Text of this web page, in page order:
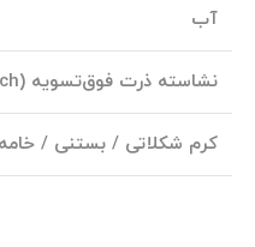
آب
نشاسته ذرت فوق‌تسویه (Super Refined Cornstarch)
کرم شکلاتی / بستنی /